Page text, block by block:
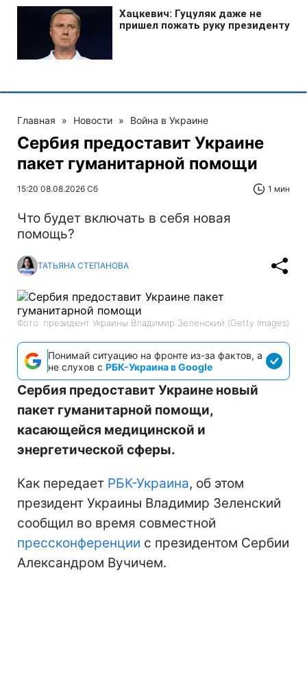
Главная » Новости » Война в Украине
Сербия предоставит Украине
пакет гуманитарной помощи
15:20 08.08.2026 Сб 1 мин
Что будет включать в себя новая
помощь?
ТАТЬЯНА СТЕПАНОВА
Фото: президент Украины Владимир Зеленский (Getty Images)
Понимай ситуацию на фронте из-за фактов, а
не слухов с РБК-Украина в Google
Сербия предоставит Украине новый
пакет гуманитарной помощи,
касающейся медицинской и
энергетической сферы.
Как передает РБК-Украина, об этом
президент Украины Владимир Зеленский
сообщил во время совместной
прессконференции с президентом Сербии
Александром Вучичем.